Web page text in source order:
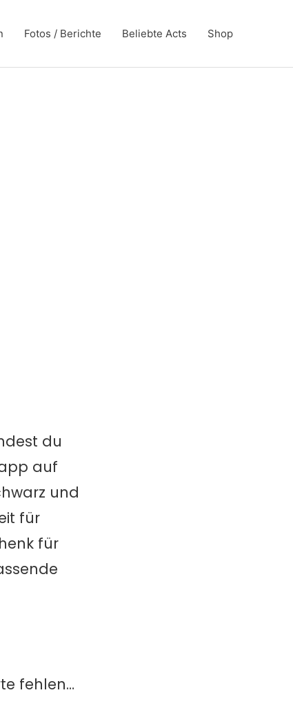
Fotos / Berichte Beliebte Acts Shop
du
auf
und
für
für
fehlen…